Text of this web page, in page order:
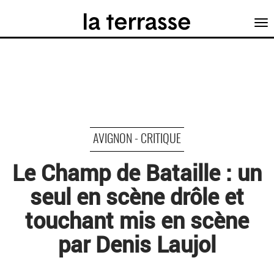
AVIGNON - CRITIQUE
Le Champ de Bataille : un
seul en scène drôle et
touchant mis en scène
par Denis Laujol